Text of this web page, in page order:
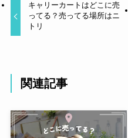
キャリーカートはどこに売
ってる？売ってる場所はニ
トリ
関連記事